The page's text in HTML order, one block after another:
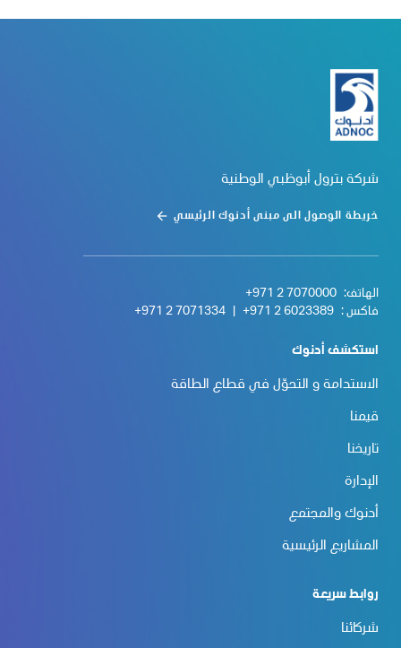
شركة بترول أبوظبي الوطنية
خريطة الوصول الى مبنى أدنوك الرئيسي
الهاتف: +971 2 7070000
فاكس : +971 2 6023389
+971 2 7071334
استكشف أدنوك
الاستدامة و التحوّل في قطاع الطاقة
قيمنا
تاريخنا
الإدارة
أدنوك والمجتمع
المشاريع الرئيسية
روابط سريعة
شركائنا